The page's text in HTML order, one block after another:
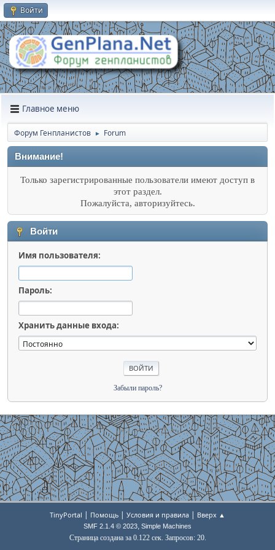
Войти
Главное меню
Форум Генпланистов ► Forum
Внимание!
Только зарегистрированные пользователи имеют доступ в
этот раздел.
Пожалуйста, авторизуйтесь.
Войти
Имя пользователя:
Пароль:
Хранить данные входа:
Забыли пароль?
TinyPortal | Помощь | Условия и правила | Вверх ▲
SMF 2.1.4 © 2023, Simple Machines
Страница создана за 0.122 сек. Запросов: 20.